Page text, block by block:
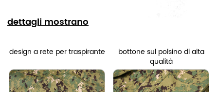
dettagli mostrano
design a rete per traspirante
bottone sul polsino di alta
qualità